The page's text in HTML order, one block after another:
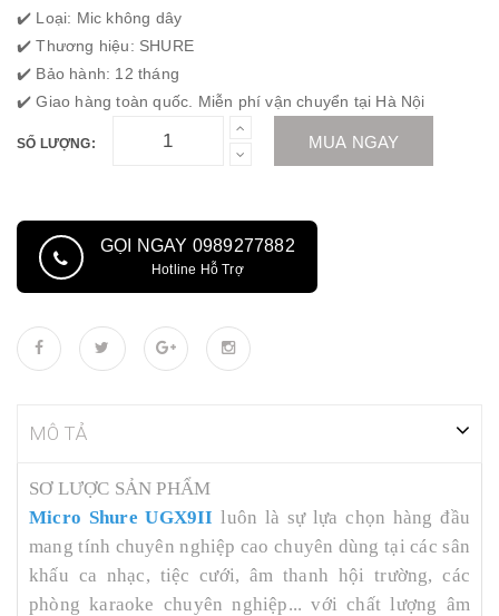
✔️ Loại: Mic không dây
✔️ Thương hiệu: SHURE
✔️ Bảo hành: 12 tháng
✔️ Giao hàng toàn quốc. Miễn phí vận chuyển tại Hà Nội
SỐ LƯỢNG: MUA NGAY
GỌI NGAY 0989277882
Hotline Hỗ Trợ
MÔ TẢ
SƠ LƯỢC SẢN PHẨM
Micro Shure UGX9II luôn là sự lựa chọn hàng đầu
mang tính chuyên nghiệp cao chuyên dùng tại các sân
khấu ca nhạc, tiệc cưới, âm thanh hội trường, các
phòng karaoke chuyên nghiệp... với chất lượng âm